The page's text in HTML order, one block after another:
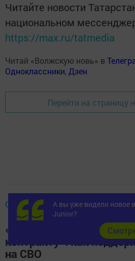
Читайте новости
национальном
https://max.ru/tatmedia
Читай «Волжскую новь» в
Одноклассники,Дзен
Перейти на страницу
ОБЩЕСТВО
«Под мобилизацию не
контракту»: как
на СВО
А вы уже видели новое
Junior?